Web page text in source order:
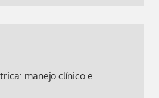
manejo clínico e